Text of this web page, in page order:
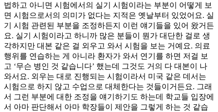
법하고 아니면 시험에서의 실기 시험이라는 부분이 어떻게 보
면 시험으로서의 의미가 없다는 지적은 옛날부터 있었어요. 실
기 시험 관련된 부분을 조정하든지 이런 얘기들을 있어 왔거든
요. 실기 시험이라고 하니까 많은 분들이 뭔가 대단한 걸로 생
각하지만 대본 같은 걸 외우고 와서 시험을 보는 거예요. 의료
행위를 연습하는 게 아니라 환자가 와서 연기를 하면 저걸 보
고 ‘무슨 병인 것 같습니다’ 했는데 그것도 거의 다 대본이 나
와서요. 외우는 대로 진행되는 시험이라서 미국 같은 데서는
시험으로 하지 않고 수업으로 대체한다는 것들이거든요. 그래
서 그런 부분에 대한 조정을 얘기하기도 하는데 학교들 입장에
서 아마 판단해서 아마 학장들이 제안을 그렇게 하는 것 같습